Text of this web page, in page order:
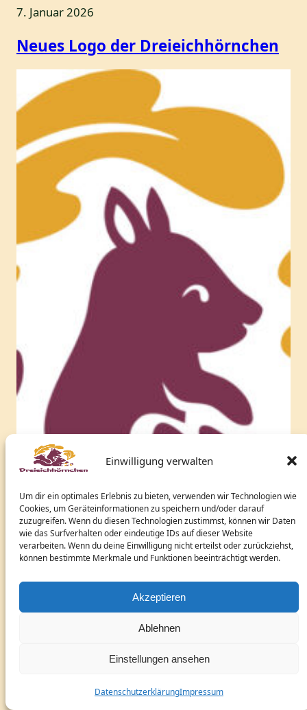
Einwilligung verwalten
Um dir ein optimales Erlebnis zu bieten, verwenden wir Technologien wie
Cookies, um Geräteinformationen zu speichern und/oder darauf
zuzugreifen. Wenn du diesen Technologien zustimmst, können wir Daten
wie das Surfverhalten oder eindeutige IDs auf dieser Website
verarbeiten. Wenn du deine Einwilligung nicht erteilst oder zurückziehst,
können bestimmte Merkmale und Funktionen beeinträchtigt werden.
Akzeptieren
Ablehnen
Einstellungen ansehen
DatenschutzerklärungImpressum
7. Januar 2026
Neues Logo der Dreieichhörnchen